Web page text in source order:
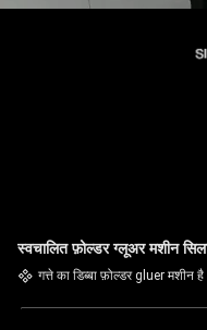
स्वचालित फ़ोल्डर ग्लूअर मशीन
गत्ते का डिब्बा फ़ोल्डर gluer मशीन है